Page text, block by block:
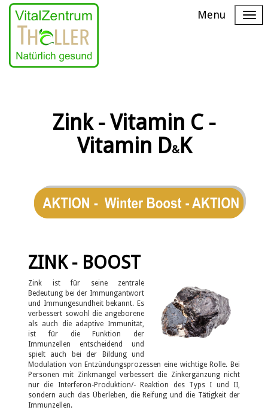
Menu
Zink - Vitamin C -
Vitamin D&K
ZINK - BOOST
Zink ist für seine zentrale
Bedeutung bei der Immungantwort
und Immungesundheit bekannt. Es
verbessert sowohl die angeborene
als auch die adaptive Immunität,
ist für die Funktion der
Immunzellen entscheidend und
spielt auch bei der Bildung und
Modulation von Entzündungsprozessen eine wichtige Rolle. Bei
Personen mit Zinkmangel verbessert die Zinkergänzung nicht
nur die Interferon-Produktion/- Reaktion des Typs I und II,
sondern auch das Überleben, die Reifung und die Tätigkeit der
Immunzellen.